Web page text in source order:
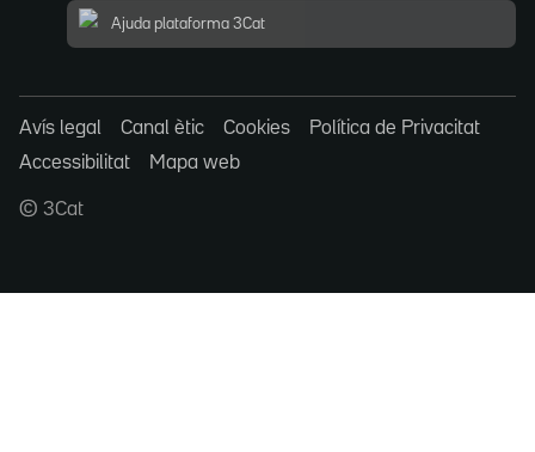
Ajuda plataforma 3Cat
Avís legal Canal ètic Cookies
Política de Privacitat
Accessibilitat
Mapa web
© 3Cat